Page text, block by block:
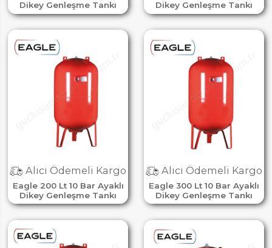
Dikey Genleşme Tankı
Dikey Genleşme Tankı
Eagle 200 Lt 10 Bar Ayaklı
Dikey Genleşme Tankı
Alıcı Ödemeli Kargo
Eagle 300 Lt 10 Bar Ayaklı
Dikey Genleşme Tankı
Alıcı Ödemeli Kargo